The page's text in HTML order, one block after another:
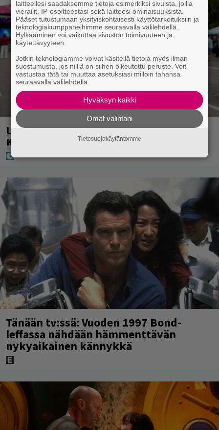
Laulaja Aki Samuli on nyt Aki
Kirvesniemi – tässä hääkuva
Tänään tv:ssä: Vuoden 1997 Bond-
leffassa nähdään hämmenttävän
nykyaikainen kännykkä
laitteellesi saadaksemme tietoja esimerkiksi sivuista, joilla
vierailit, IP-osoitteestasi sekä laitteesi ominaisuuksista.
Pääset tutustumaan yksityiskohtaisesti käyttötarkoituksiin ja
teknologiakumppaneihimme seuraavalla välilehdellä.
Hylkääminen voi vaikuttaa sivuston toimivuuteen ja
käytettävyyteen.
Jotkin teknologiamme voivat käsitellä tietoja myös ilman
suostumusta, jos niillä on siihen oikeutettu peruste. Voit
vastustaa tätä tai muuttaa asetuksiasi milloin tahansa
seuraavalla välilehdellä.
Hyväksyn kaikki
Omat valintani
Tietosuojakäytäntömme